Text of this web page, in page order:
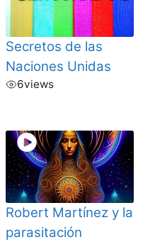
Secretos de las
Naciones Unidas
6views
Robert Martínez y la
parasitación